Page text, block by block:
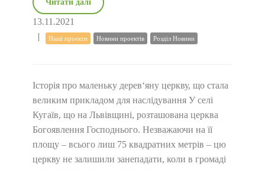
Читати далі
13.11.2021
Наші проекти Новини проектів Розділ Новини
Історія про маленьку дерев‘яну церкву, що стала
великим прикладом для наслідування У селі
Кугаїв, що на Львівщині, розташована церква
Богоявлення Господнього. Незважаючи на її
площу – всього лиш 75 квадратних метрів – цю
церкву не залишили занепадати, коли в громаді